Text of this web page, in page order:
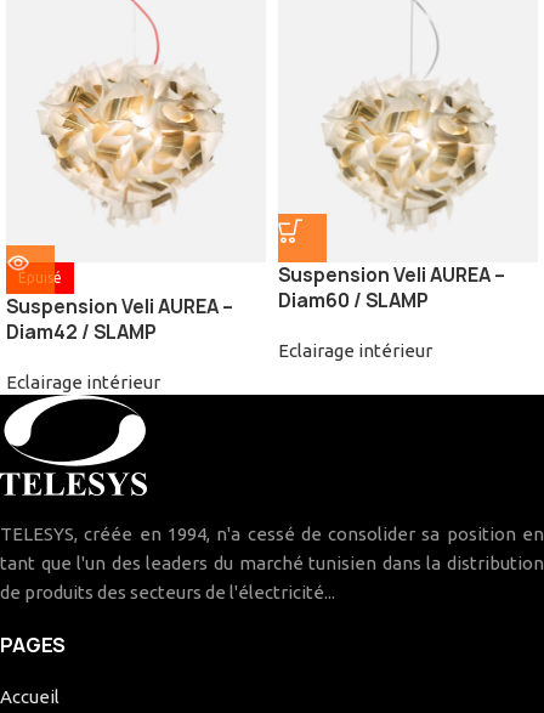
Épuisé
Suspension Veli AUREA –
Diam42 / SLAMP
Eclairage intérieur
Suspension Veli AUREA –
Diam60 / SLAMP
Eclairage intérieur
TELESYS, créée en 1994, n'a cessé de consolider sa position en
tant que l'un des leaders du marché tunisien dans la distribution
de produits des secteurs de l'électricité...
PAGES
Accueil